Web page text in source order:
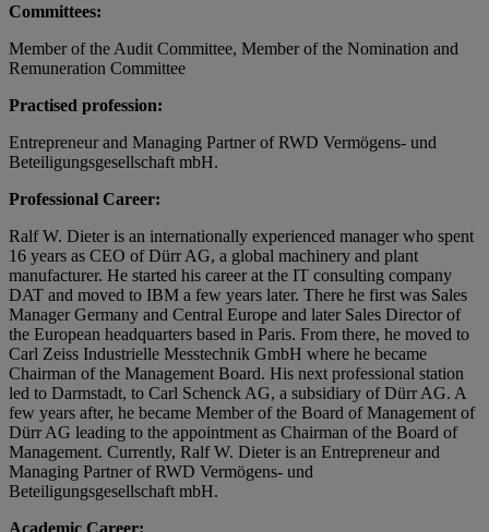
Committees:
Member of the Audit Committee, Member of the Nomination and
Remuneration Committee
Practised profession:
Entrepreneur and Managing Partner of RWD Vermögens- und
Beteiligungsgesellschaft mbH.
Professional Career:
Ralf W. Dieter is an internationally experienced manager who spent
16 years as CEO of Dürr AG, a global machinery and plant
manufacturer. He started his career at the IT consulting company
DAT and moved to IBM a few years later. There he first was Sales
Manager Germany and Central Europe and later Sales Director of
the European headquarters based in Paris. From there, he moved to
Carl Zeiss Industrielle Messtechnik GmbH where he became
Chairman of the Management Board. His next professional station
led to Darmstadt, to Carl Schenck AG, a subsidiary of Dürr AG. A
few years after, he became Member of the Board of Management of
Dürr AG leading to the appointment as Chairman of the Board of
Management. Currently, Ralf W. Dieter is an Entrepreneur and
Managing Partner of RWD Vermögens- und
Beteiligungsgesellschaft mbH.
Academic Career: